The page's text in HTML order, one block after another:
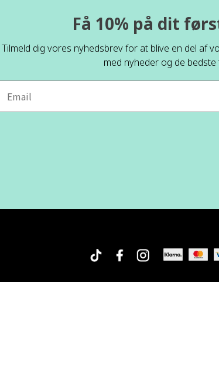
Få 10% på dit
Tilmeld dig vores nyhedsbrev for at blive en del af
med nyheder og de bedste